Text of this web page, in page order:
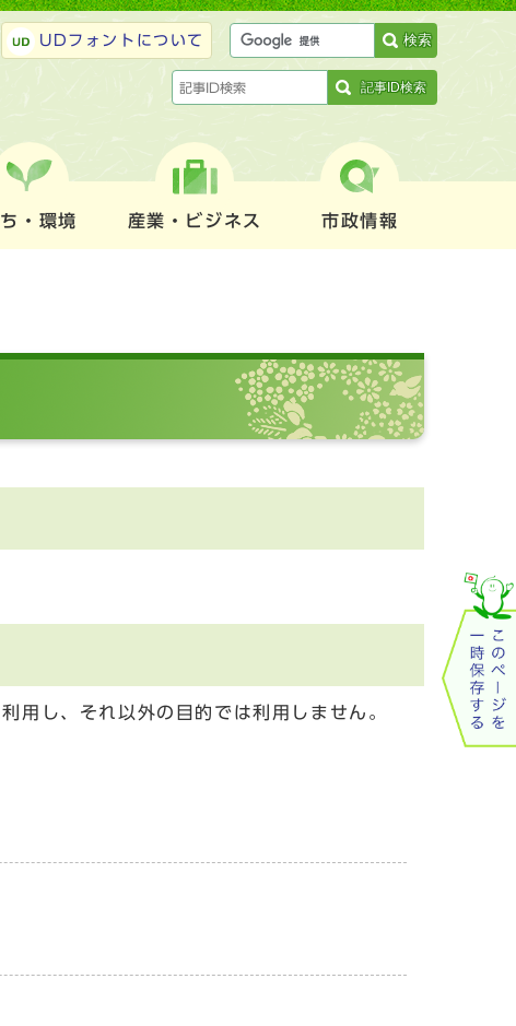
UDフォントについて 検索
記事ID検索
・環境 産業・ビジネス 市政情報
用し、それ以外の目的では利用しません。